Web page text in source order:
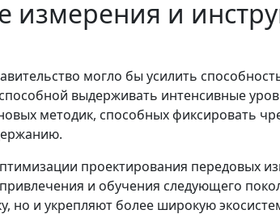
измерения и
могло бы усилить
выдерживать интенсивные
методик, способных фиксировать
проектирования передовых
и обучения следующего
но и укрепляют более широкую